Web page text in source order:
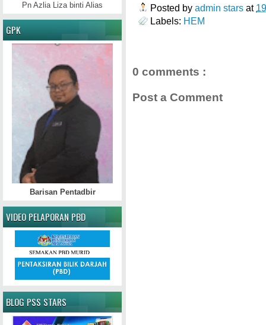
Posted by admin stars at
Labels: HEM
0 comments :
Post a Comment
Pn Azlia Liza binti Alias
GPK
Barisan Pentadbir
VIDEO PELAPORAN PBD
BLOG PSS STARS